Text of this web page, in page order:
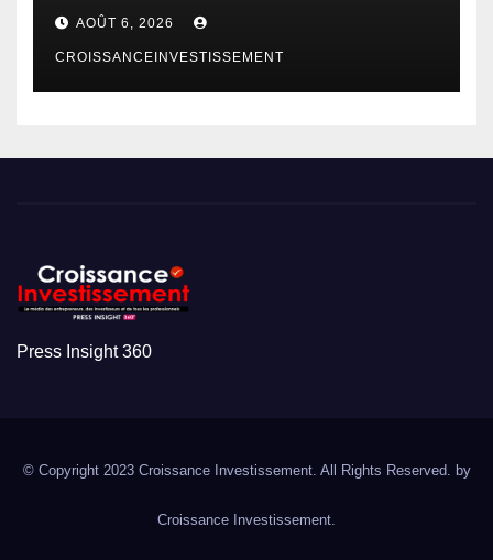
AOÛT 6, 2026
CROISSANCEINVESTISSEMENT
Press Insight 360
© Copyright 2023 Croissance Investissement. All Rights Reserved. by
Croissance Investissement.